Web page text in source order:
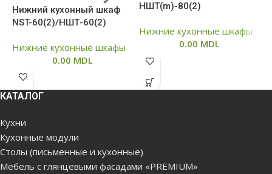
Нижний кухонный шкаф
NST-60(2)/НШТ-60(2)
Нижние кухонные шкафы
0.00 MDL
НШТ(m)-80(2)
Нижние кухонные шкафы
0.00 MDL
КАТАЛОГ
Кухни
Кухонные модули
Столы (письменные и кухонные)
Мебель с глянцевыми фасадами «PREMIUM»